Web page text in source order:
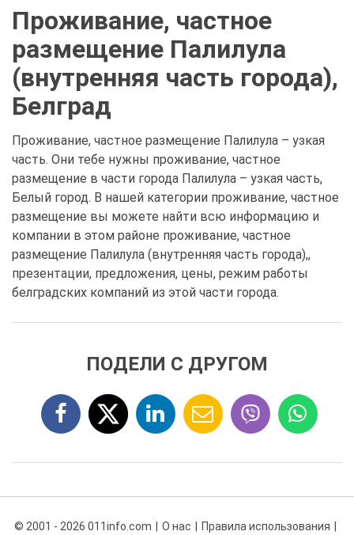
Проживание, частное
размещение Палилула
(внутренняя часть города),
Белград
Проживание, частное размещение Палилула – узкая
часть. Они тебе нужны проживание, частное
размещение в части города Палилула – узкая часть,
Белый город. В нашей категории проживание, частное
размещение вы можете найти всю информацию и
компании в этом районе проживание, частное
размещение Палилула (внутренняя часть города),,
презентации, предложения, цены, режим работы
белградских компаний из этой части города.
ПОДЕЛИ С ДРУГОМ
© 2001 - 2026 011info.com О нас Правила использования